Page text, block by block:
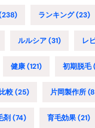
ランキング(23)
ルルシア(31) レ
健康(121) 初期脱毛
比較(25) 片岡製作所
剤 (74) 育毛効果(21)